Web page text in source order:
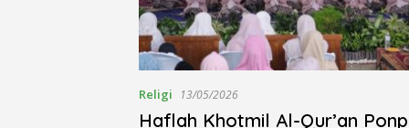
Religi 13/05/2026
Haflah Khotmil Al-Qur’an